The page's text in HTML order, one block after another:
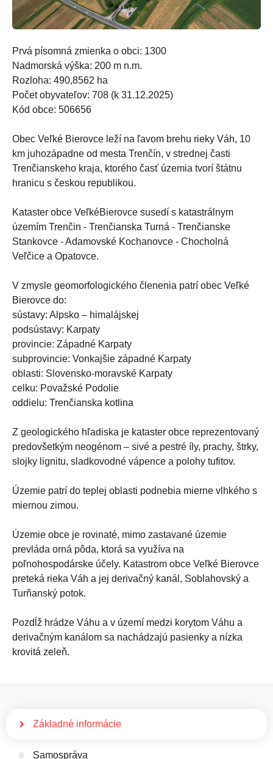
Prvá písomná zmienka o obci: 1300
Nadmorská výška: 200 m n.m.
Rozloha: 490,8562 ha
Počet obyvateľov: 708 (k 31.12.2025)
Kód obce: 506656
Obec Veľké Bierovce leží na ľavom brehu rieky Váh, 10
km juhozápadne od mesta Trenčín, v strednej časti
Trenčianskeho kraja, ktorého časť územia tvorí štátnu
hranicu s českou republikou.
Kataster obce VeľkéBierovce susedí s katastrálnym
územím Trenčin - Trenčianska Turná - Trenčianske
Stankovce - Adamovské Kochanovce - Chocholná
Veľčice a Opatovce.
V zmysle geomorfologického členenia patrí obec Veľké
Bierovce do:
sústavy: Alpsko – himalájskej
podsústavy: Karpaty
provincie: Západné Karpaty
subprovincie: Vonkajšie západné Karpaty
oblasti: Slovensko-moravské Karpaty
celku: Považské Podolie
oddielu: Trenčianska kotlina
Z geologického hľadiska je kataster obce reprezentovaný
predovšetkým neogénom – sivé a pestré íly, prachy, štrky,
slojky lignitu, sladkovodné vápence a polohy tufitov.
Územie patrí do teplej oblasti podnebia mierne vlhkého s
miernou zimou.
Územie obce je rovinaté, mimo zastavané územie
prevláda orná pôda, ktorá sa využíva na
poľnohospodárske účely. Katastrom obce Veľké Bierovce
preteká rieka Váh a jej derivačný kanál, Soblahovský a
Turňanský potok.
Pozdĺž hrádze Váhu a v území medzi korytom Váhu a
derivačným kanálom sa nachádzajú pasienky a nízka
krovitá zeleň.
Základné informácie
Samospráva